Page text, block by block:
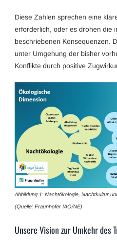
Diese Zahlen sprechen eine
erforderlich, oder es drohen die
beschriebenen Konsequenzen.
unter Umgehung der bisher
Konflikte durch positive
Abbildung 1: Nachtökologie, Nachtkultur
(Quelle: Fraunhofer IAO/NE)
Unsere Vision zur Umkehr des